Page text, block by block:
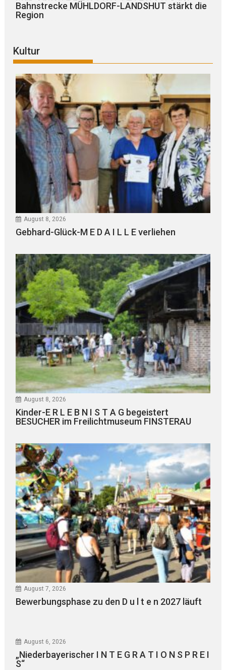
Bahnstrecke MÜHLDORF-LANDSHUT stärkt die
Region
Kultur
August 8, 2026
Gebhard-Glück-M E D A I L L E verliehen
August 8, 2026
Kinder-E R L E B N I S T A G begeistert
BESUCHER im Freilichtmuseum FINSTERAU
August 7, 2026
Bewerbungsphase zu den D u l t e n 2027 läuft
August 6, 2026
„Niederbayerischer I N T E G R A T I O N S P R E I
S“